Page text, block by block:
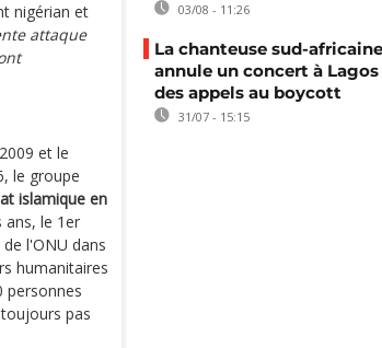
nigérian et
attaque
et le
le groupe
islamique en
ans, le 1er
l'ONU dans
humanitaires
personnes
pas
03/08 - 11:26
La chanteuse sud-
annule un concert à Lagos
des appels au boycott
31/07 - 15:15